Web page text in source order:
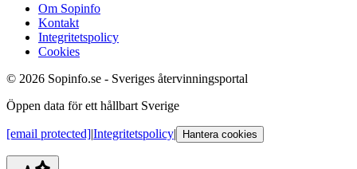
Om Sopinfo
Kontakt
Integritetspolicy
Cookies
© 2026 Sopinfo.se - Sveriges återvinningsportal
Öppen data för ett hållbart Sverige
[email protected]|Integritetspolicy| Hantera cookies